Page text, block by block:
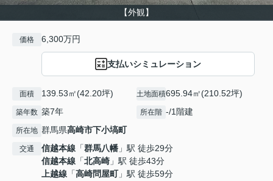
【外観】
価格 6,300万円
支払いシミュレーション
面積 139.53㎡(42.20坪) 土地面積695.94㎡(210.52坪)
築年数 築7年 所在階 -/1階建
所在地 群馬県高崎市下小塙町
交通 信越本線 「群馬八幡 」駅 徒歩29分
信越本線 「北高崎 」駅 徒歩43分
上越線 「高崎問屋町」駅 徒歩59分